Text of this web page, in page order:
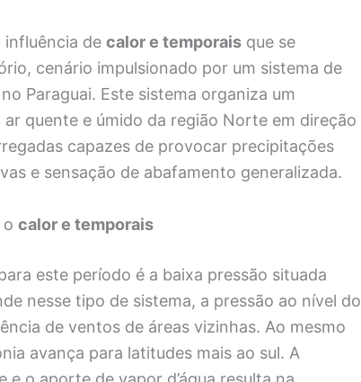
influência de calor e temporais que se
cenário impulsionado por um sistema de
Paraguai. Este sistema organiza um
quente e úmido da região Norte em direção
capazes de provocar precipitações
e sensação de abafamento generalizada.
o calor e temporais
este período é a baixa pressão situada
nesse tipo de sistema, a pressão ao nível do
de ventos de áreas vizinhas. Ao mesmo
avança para latitudes mais ao sul. A